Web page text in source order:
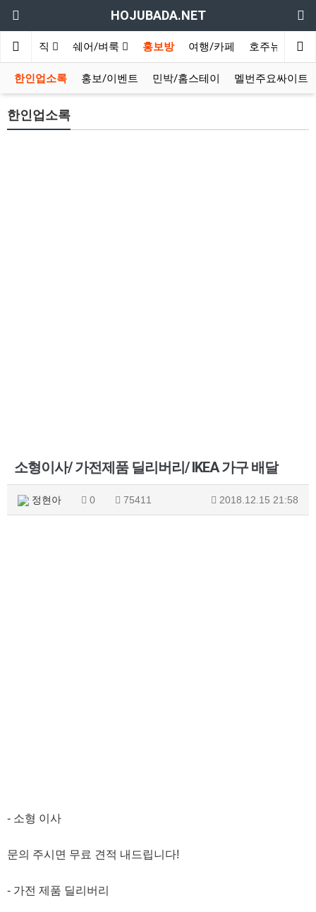
HOJUBADA.NET
구인/구직 쉐어/벼룩 홍보방 여행/카페 호주뉴스
한인업소록 홍보/이벤트 민박/홈스테이 멜번주요싸이트
한인업소록
소형이사/ 가전제품 딜리버리/ IKEA 가구 배달
정현아 0 75411 2018.12.15 21:58
- 소형 이사
문의 주시면 무료 견적 내드립니다!
- 가전 제품 딜리버리